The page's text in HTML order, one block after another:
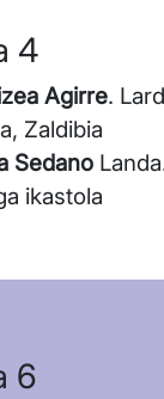
4
Agirre.
Zaldibia
Sedano
ikastola
6